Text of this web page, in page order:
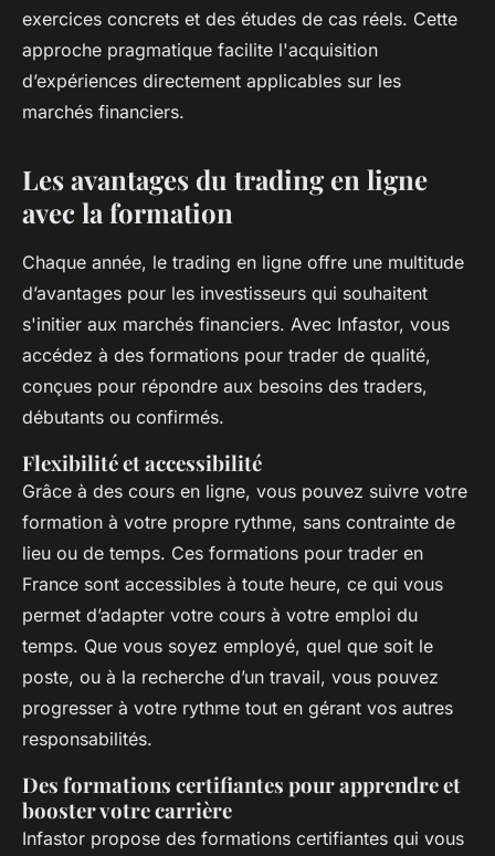
exercices concrets et des études de cas réels. Cette
approche pragmatique facilite l'acquisition
d’expériences directement applicables sur les
marchés financiers. ​
Les avantages du trading en ligne
avec la formation
Chaque année, le trading en ligne offre une multitude
d’avantages pour les investisseurs qui souhaitent
s'initier aux marchés financiers. Avec Infastor, vous
accédez à des formations pour trader de qualité,
conçues pour répondre aux besoins des traders,
débutants ou confirmés.
Flexibilité et accessibilité
Grâce à des cours en ligne, vous pouvez suivre votre
formation à votre propre rythme, sans contrainte de
lieu ou de temps. Ces formations pour trader en
France sont accessibles à toute heure, ce qui vous
permet d’adapter votre cours à votre emploi du
temps. Que vous soyez employé, quel que soit le
poste, ou à la recherche d’un travail, vous pouvez
progresser à votre rythme tout en gérant vos autres
responsabilités.
Des formations certifiantes pour apprendre et
booster votre carrière
Infastor propose des formations certifiantes qui vous